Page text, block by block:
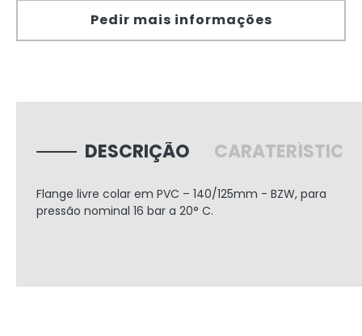
Pedir mais informações
DESCRIÇÃO
Flange livre colar em PVC – 140/125mm - BZW, para
pressão nominal 16 bar a 20° C.